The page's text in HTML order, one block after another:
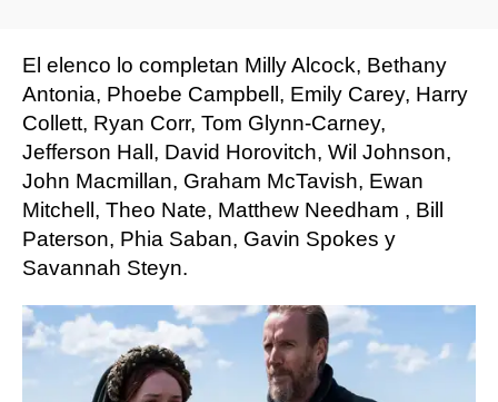
El elenco lo completan Milly Alcock, Bethany
Antonia, Phoebe Campbell, Emily Carey, Harry
Collett, Ryan Corr, Tom Glynn-Carney,
Jefferson Hall, David Horovitch, Wil Johnson,
John Macmillan, Graham McTavish, Ewan
Mitchell, Theo Nate, Matthew Needham , Bill
Paterson, Phia Saban, Gavin Spokes y
Savannah Steyn.